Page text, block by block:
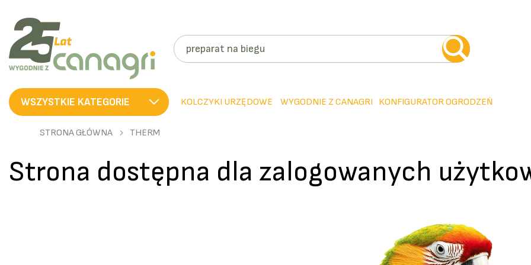
SZUKAJ
WSZYSTKIE KATEGORIE KOLCZYKI URZĘDOWE WYGODNIE Z CANAGRI KONFIGURATOR OGRODZEŃ
STRONA GŁÓWNA THERM
Strona dostępna dla zalogowanych